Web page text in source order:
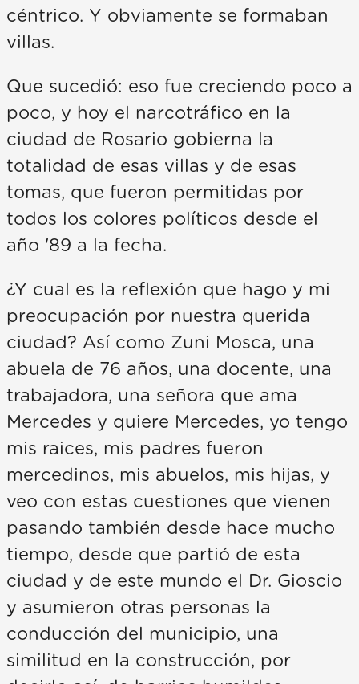
céntrico. Y obviamente se formaban
villas.
Que sucedió: eso fue creciendo poco a
poco, y hoy el narcotráfico en la
ciudad de Rosario gobierna la
totalidad de esas villas y de esas
tomas, que fueron permitidas por
todos los colores políticos desde el
año '89 a la fecha.
¿Y cual es la reflexión que hago y mi
preocupación por nuestra querida
ciudad? Así como Zuni Mosca, una
abuela de 76 años, una docente, una
trabajadora, una señora que ama
Mercedes y quiere Mercedes, yo tengo
mis raices, mis padres fueron
mercedinos, mis abuelos, mis hijas, y
veo con estas cuestiones que vienen
pasando también desde hace mucho
tiempo, desde que partió de esta
ciudad y de este mundo el Dr. Gioscio
y asumieron otras personas la
conducción del municipio, una
similitud en la construcción, por